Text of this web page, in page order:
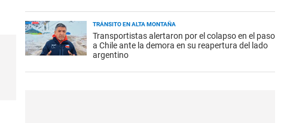
TRÁNSITO EN ALTA MONTAÑA
Transportistas alertaron por el colapso en el paso
a Chile ante la demora en su reapertura del lado
argentino